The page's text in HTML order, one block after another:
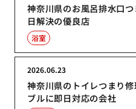
神奈川県のお風呂排水口
日解決の優良店
浴室
神奈川県のトイレつまり
ブルに即日対応の会社
2026.06.23